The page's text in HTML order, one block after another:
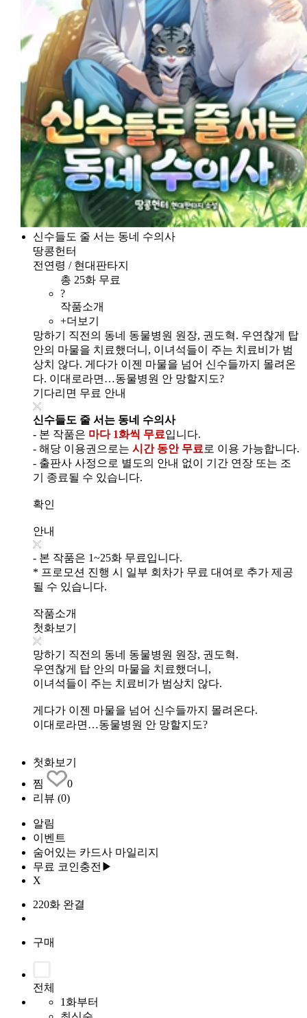
신수들도 줄 서는 동네 수의사
땅콩헌터
전연령 / 현대판타지
총 25화 무료
?
작품소개
+더보기
망하기 직전의 동네 동물병원 원장, 권도혁. 우연찮게 탑
안의 마물을 치료했더니, 이녀석들이 주는 치료비가 범
상치 않다. 게다가 이젠 마물을 넘어 신수들까지 몰려온
다. 이대로라면…동물병원 안 망할지도?
기다리면 무료 안내
신수들도 줄 서는 동네 수의사
- 본 작품은 마다 1화씩 무료입니다.
- 해당 이용권으로는 시간 동안 무료 로 이용 가능합니다.
- 출판사 사정으로 별도의 안내 없이 기간 연장 또는 조
기 종료될 수 있습니다.
확인
안내
- 본 작품은 1~25화 무료입니다.
* 프로모션 진행 시 일부 회차가 무료 대여로 추가 제공
될 수 있습니다.
작품소개
첫화보기
망하기 직전의 동네 동물병원 원장, 권도혁.
우연찮게 탑 안의 마물을 치료했더니,
이녀석들이 주는 치료비가 범상치 않다.
게다가 이젠 마물을 넘어 신수들까지 몰려온다.
이대로라면…동물병원 안 망할지도?
첫화보기
찜
0
리뷰 (0)
알림
이벤트
숨어있는 카드사 마일리지
무료 코인충전▶
X
220화 완결
구매
전체
1화부터